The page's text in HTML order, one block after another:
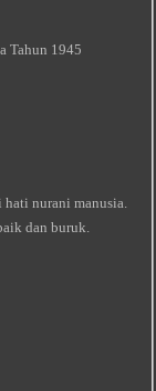
Tahun 1945
hati nurani manusia.
dan buruk.